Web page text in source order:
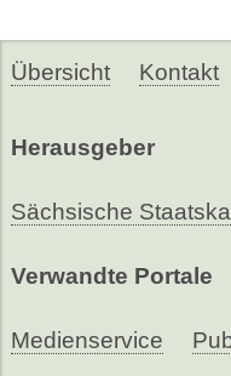
Übersicht Kontakt
Herausgeber
Sächsische
Verwandte Portale
Medienservice